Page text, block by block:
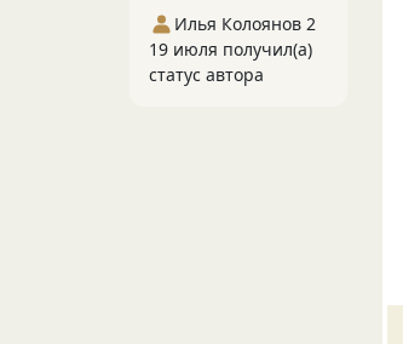
Илья Колоянов 2
19 июля получил(а)
статус автора